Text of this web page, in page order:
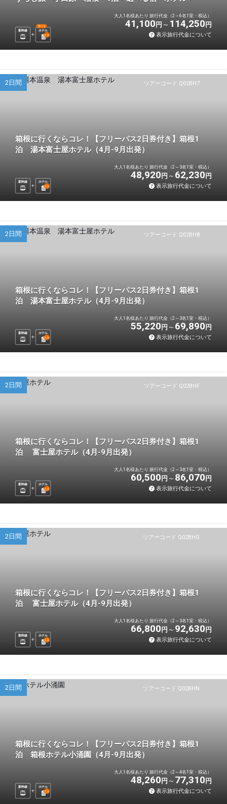
新幹線 ホテル
選べる
1 泊
大人1名様あたり 旅行代金（2～6名1室・税込）
41,100 円 114,250 円
表示旅行代金について
ツアーコード Q02BH7
2日間
箱根に行くならコレ！【フリーパス2日券付き】箱根1
泊 湯本富士屋ホテル（4月-9月出発）
新幹線
ホテル
1 泊
大人1名様あたり 旅行代金（2～3名1室・税込）
48,920 円 62,230 円
表示旅行代金について
ツアーコード Q02BH8
2日間
箱根に行くならコレ！【フリーパス2日券付き】箱根1
泊 湯本富士屋ホテル（4月-9月出発）
新幹線
ホテル
1 泊
大人1名様あたり 旅行代金（2～3名1室・税込）
55,220 円 69,890 円
表示旅行代金について
ツアーコード Q02BHF
2日間
箱根に行くならコレ！【フリーパス2日券付き】箱根1
泊 富士屋ホテル（4月-9月出発）
新幹線
ホテル
1 泊
大人1名様あたり 旅行代金（2～3名1室・税込）
60,500 円 86,070 円
表示旅行代金について
ツアーコード Q02BHG
2日間
箱根に行くならコレ！【フリーパス2日券付き】箱根1
泊 富士屋ホテル（4月-9月出発）
新幹線
ホテル
1 泊
大人1名様あたり 旅行代金（2～3名1室・税込）
66,800 円 92,630 円
表示旅行代金について
ツアーコード Q02BHN
2日間
箱根に行くならコレ！【フリーパス2日券付き】箱根1
泊 箱根ホテル小涌園（4月-9月出発）
新幹線
ホテル
1 泊
大人1名様あたり 旅行代金（2～4名1室・税込）
48,260 円 77,310 円
表示旅行代金について